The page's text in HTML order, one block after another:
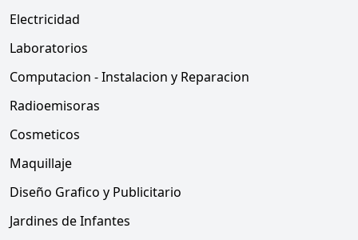
Electricidad
Laboratorios
Computacion - Instalacion y Reparacion
Radioemisoras
Cosmeticos
Maquillaje
Diseño Grafico y Publicitario
Jardines de Infantes